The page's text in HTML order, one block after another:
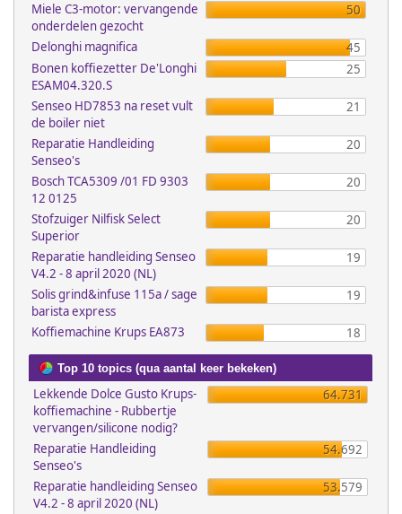
Miele C3-motor: vervangende
onderdelen gezocht
50
Delonghi magnifica
45
Bonen koffiezetter De'Longhi
ESAM04.320.S
25
Senseo HD7853 na reset vult
de boiler niet
21
Reparatie Handleiding
Senseo's
20
Bosch TCA5309 /01 FD 9303
12 0125
20
Stofzuiger Nilfisk Select
Superior
20
Reparatie handleiding Senseo
V4.2 - 8 april 2020 (NL)
19
Solis grind&infuse 115a / sage
barista express
19
Koffiemachine Krups EA873 18
Top 10 topics (qua aantal keer bekeken)
Lekkende Dolce Gusto Krups-
koffiemachine - Rubbertje
vervangen/silicone nodig?
64.731
Reparatie Handleiding
Senseo's
54.692
Reparatie handleiding Senseo
V4.2 - 8 april 2020 (NL)
53.579